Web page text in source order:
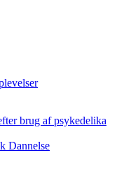
brug af psykedelika
Dannelse